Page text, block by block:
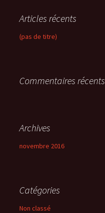
r
c
h
:
Articles récents
(pas de titre)
Commentaires récents
Archives
novembre 2016
Catégories
Non classé